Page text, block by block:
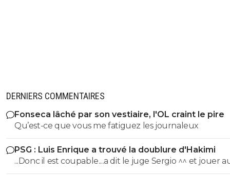
DERNIERS COMMENTAIRES
Fonseca lâché par son vestiaire, l'OL craint le pire
Qu’est-ce que vous me fatiguez les journaleux
PSG : Luis Enrique a trouvé la doublure d'Hakimi
...Donc il est coupable....a dit le juge Sergio ^^ et jouer